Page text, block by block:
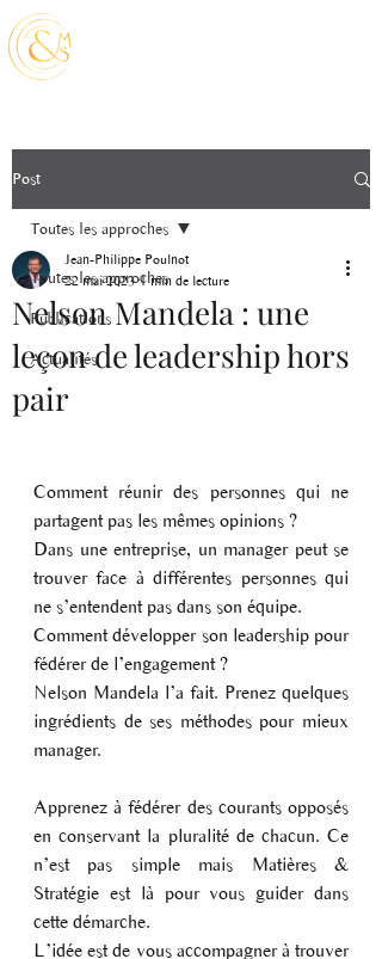
Post
Toutes les approches
Publications
Actualités
Toutes les approches
Nelson Mandela : une
leçon de leadership hors
pair
Jean-Philippe Poulnot
22 mai 2023 1 min de lecture
Comment réunir des personnes qui ne
partagent pas les mêmes opinions ?
Dans une entreprise, un manager peut se
trouver face à différentes personnes qui
ne s’entendent pas dans son équipe.
Comment développer son leadership pour
fédérer de l’engagement ?
Nelson Mandela l’a fait. Prenez quelques
ingrédients de ses méthodes pour mieux
manager.
Apprenez à fédérer des courants opposés
en conservant la pluralité de chacun. Ce
n’est pas simple mais Matières &
Stratégie est là pour vous guider dans
cette démarche.
L’idée est de vous accompagner à trouver